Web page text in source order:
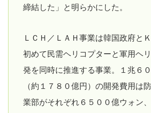
締結した」と明らかにした。
ＬＣＨ／ＬＡＨ事業は韓国政府と
初めて民需ヘリコプターと軍用ヘ
発を同時に推進する事業。１兆６
（約１７８０億円）の開発費用は
業部がそれぞれ６５００億ウォン